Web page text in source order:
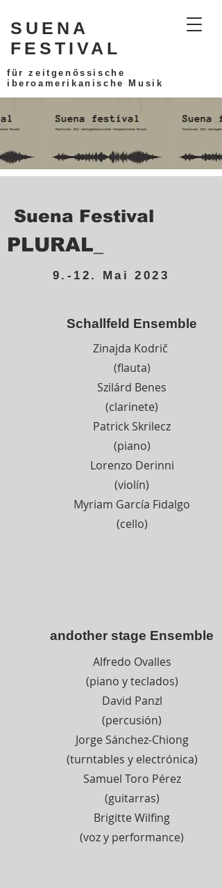
SUENA
FESTIVAL
für zeitgenössische
iberoamerikanische Musik
Suena Festival
PLURAL
9.-12. Mai 2023
Schallfeld Ensemble
Zinajda Kodrič
(flauta)
Szilárd Benes
(clarinete)
Patrick Skrilecz
(piano)
Lorenzo Derinni
(violín)
Myriam García Fidalgo
(cello)
andother stage Ensemble
Alfredo Ovalles
(piano y teclados)
David Panzl
(percusión)
Jorge Sánchez-Chiong
(turntables y electrónica)
Samuel Toro Pérez
(guitarras)
Brigitte Wilfing
(voz y performance)